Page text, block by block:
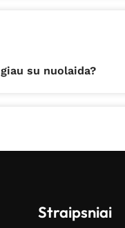
su nuolaida?
Straipsniai